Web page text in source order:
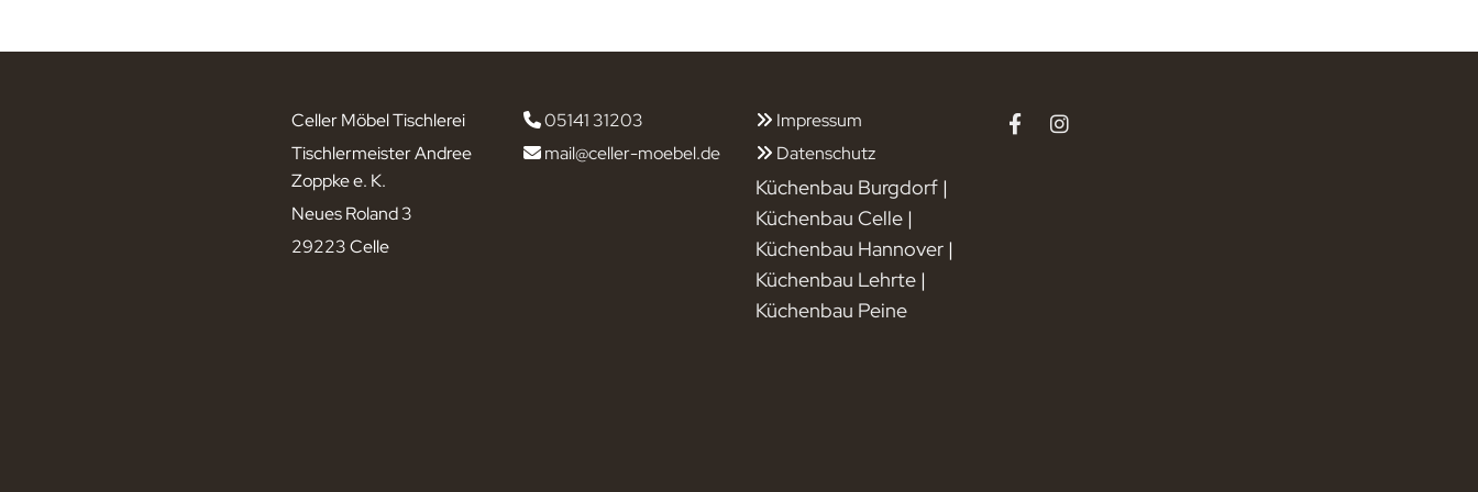
Celler Möbel Tischlerei
Tischlermeister Andree
Zoppke e. K.
Neues Roland 3
29223 Celle
05141 31203
 mail@celler-moebel.de
 Impressum
 Datenschutz
Küchenbau Burgdorf |
Küchenbau Celle |
Küchenbau Hannover |
Küchenbau Lehrte |
Küchenbau Peine